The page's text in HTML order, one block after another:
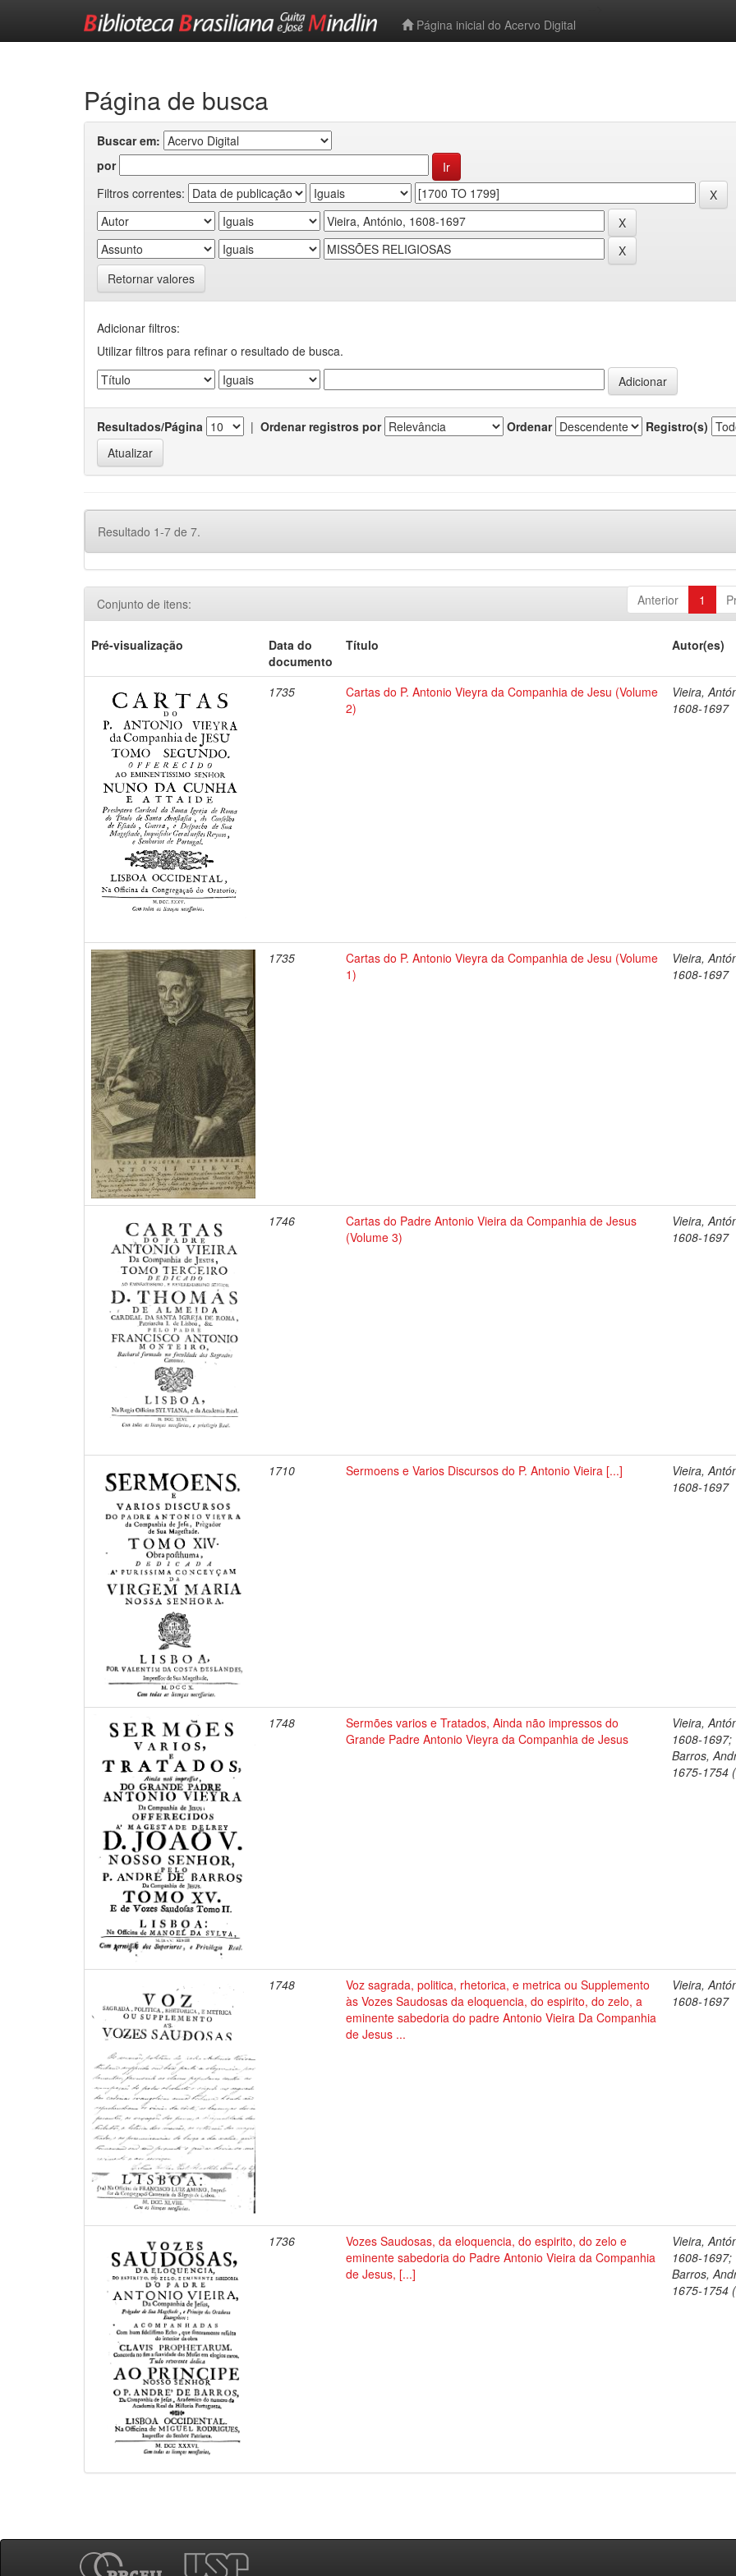
Página inicial do Acervo Digital
Página de busca
Buscar em:
por
Filtros correntes:
Retornar valores
Adicionar filtros:
Utilizar filtros para refinar o resultado de busca.
Resultados/Página | Ordenar registros por Ordenar Registro(s)
Resultado 1-7 de 7.
Anterior 1
Conjunto de itens:
Pré-visualização
Data do
documento
Título Autor(es)
1735
Cartas do P. Antonio Vieyra da Companhia de Jesu (Volume
2)
Vieira,
1608-1697
1735
Cartas do P. Antonio Vieyra da Companhia de Jesu (Volume
1)
Vieira,
1608-1697
1746
Cartas do Padre Antonio Vieira da Companhia de Jesus
(Volume 3)
Vieira,
1608-1697
1710 Sermoens e Varios Discursos do P. Antonio Vieira [...]
Vieira,
1608-1697
1748
Sermões varios e Tratados, Ainda não impressos do
Grande Padre Antonio Vieyra da Companhia de Jesus
Vieira,
1608-1697;
Barros,
1675-1754
1748
Voz sagrada, politica, rhetorica, e metrica ou Supplemento
às Vozes Saudosas da eloquencia, do espirito, do zelo, a
eminente sabedoria do padre Antonio Vieira Da Companhia
de Jesus ...
Vieira,
1608-1697
1736
Vozes Saudosas, da eloquencia, do espirito, do zelo e
eminente sabedoria do Padre Antonio Vieira da Companhia
de Jesus, [...]
Vieira,
1608-1697;
Barros,
1675-1754